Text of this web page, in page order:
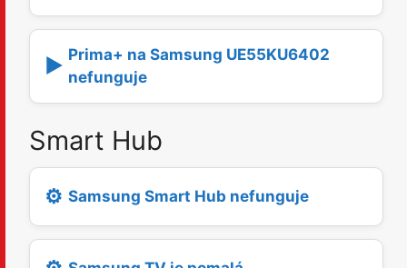
▶️ Prima+ na Samsung UE55KU6402
nefunguje
Smart Hub
⚙️ Samsung Smart Hub nefunguje